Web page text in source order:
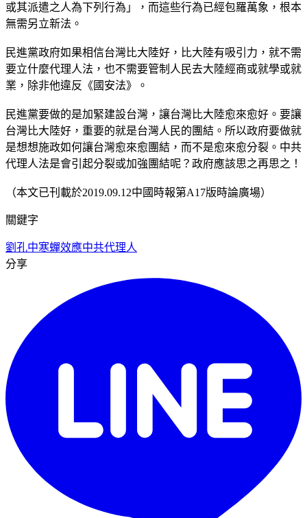
或其派遣之人為下列行為」，而這些行為已經包羅萬象，根本
無需另立新法。
民進黨政府如果相信台灣比大陸好，比大陸有吸引力，就不需
要立什麼代理人法，也不需要管制人民去大陸經商或就學或就
業，除非他違反《國安法》。
民進黨要做的是加緊建設台灣，讓台灣比大陸愈來愈好。要讓
台灣比大陸好，重要的就是台灣人民的團結。所以政府要做就
是想想施政如何讓台灣愈來愈團結，而不是愈來愈分裂。中共
代理人法是會引起分裂或加強團結呢？政府應該思之再思之！
（本文已刊載於2019.09.12中國時報第A17版時論廣場）
關鍵字
劉孔中寒蟬效應中共代理人
分享